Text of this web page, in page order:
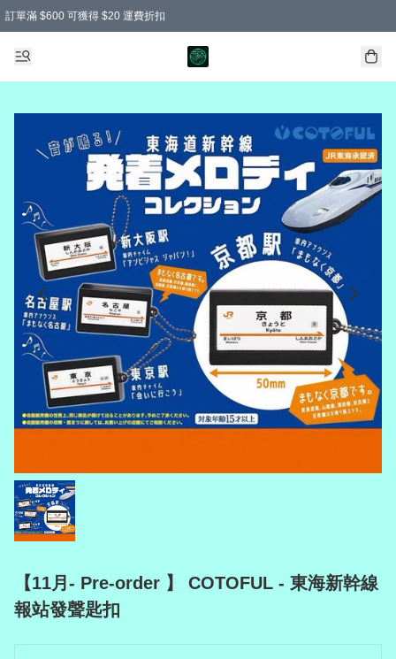
訂單滿 $600 可獲得 $20 運費折扣
【11月- Pre-order 】 COTOFUL - 東海新幹線
報站發聲匙扣